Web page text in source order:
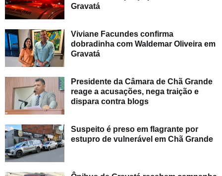
Gravatá
Viviane Facundes confirma
dobradinha com Waldemar Oliveira em
Gravatá
Presidente da Câmara de Chã Grande
reage a acusações, nega traição e
dispara contra blogs
Suspeito é preso em flagrante por
estupro de vulnerável em Chã Grande